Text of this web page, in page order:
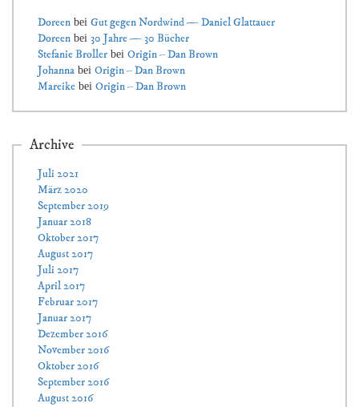
Doreen bei Gut gegen Nordwind — Daniel Glattauer
Doreen bei 30 Jahre — 30 Bücher
Stefanie Broller bei Origin – Dan Brown
Johanna bei Origin – Dan Brown
Mareike bei Origin – Dan Brown
Archive
Juli 2021
März 2020
September 2019
Januar 2018
Oktober 2017
August 2017
Juli 2017
April 2017
Februar 2017
Januar 2017
Dezember 2016
November 2016
Oktober 2016
September 2016
August 2016